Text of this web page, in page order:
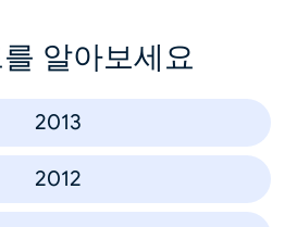
알아보세요
2013
2012